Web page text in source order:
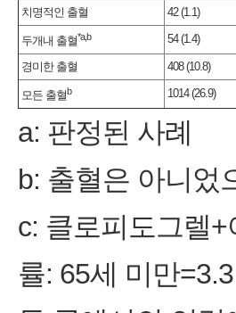
치명적인 출혈 42 (1.1)
두개내 출혈*a,b 54 (1.4)
경미한 출혈 408 (10.8)
모든 출혈b 1014 (26.9)
a: 판정된 사례
b: 출혈은 아니었
c: 클로피도그렐
률: 65세 미만